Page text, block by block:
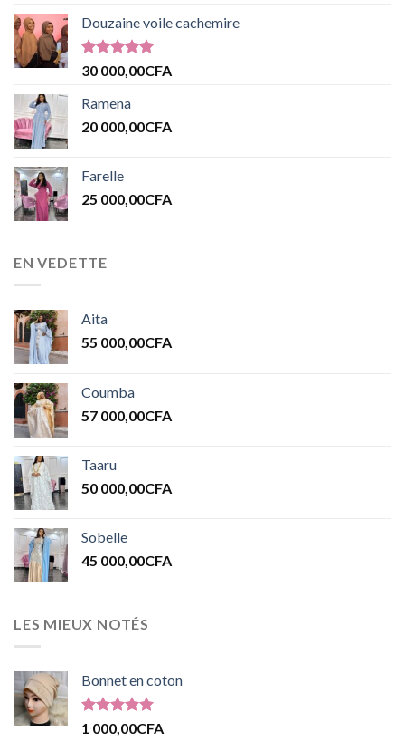
Douzaine voile cachemire
Note5.00
30 000,00CFA
Ramena
20 000,00CFA
Farelle
25 000,00CFA
EN VEDETTE
Aita
55 000,00CFA
Coumba
57 000,00CFA
Taaru
50 000,00CFA
Sobelle
45 000,00CFA
LES MIEUX NOTÉS
Bonnet en coton
Note 5.00
1 000,00CFA